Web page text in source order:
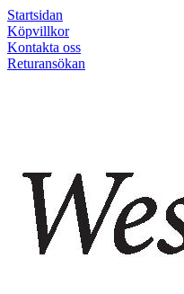
Startsidan
Köpvillkor
Kontakta oss
Returansökan